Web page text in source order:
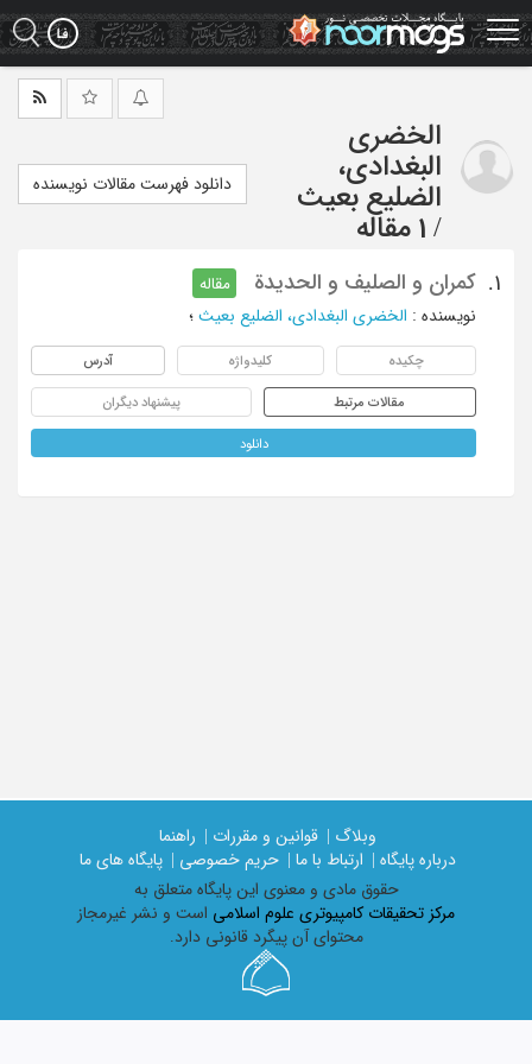
Skip
to
main
الخضری
البغدادی،
الضلیع بعیث
/ 1 مقاله
دانلود فهرست مقالات نویسنده
1. کمران و الصلیف و الحدیدة
مقاله
نویسنده : الخضری البغدادی، الضلیع بعیث ؛
چکیده کلیدواژه آدرس
مقالات مرتبط پیشنهاد دیگران
دانلود
وبلاگ | قوانین و مقررات |
راهنما
درباره پایگاه |
ارتباط با ما | حریم خصوصی |
پایگاه های ما
حقوق مادی و معنوی اين پايگاه متعلق به
مرکز تحقیقات کامپیوتری علوم اسلامی است و نشر غیرمجاز
محتوای آن پیگرد قانونی دارد.